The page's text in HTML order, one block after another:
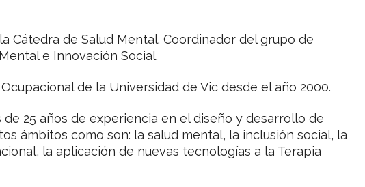
Cátedra de Salud Mental. Coordinador del grupo de
e Innovación Social.
de la Universidad de Vic desde el año 2000.
de 25 años de experiencia en el diseño y desarrollo de
ámbitos como son: la salud mental, la inclusión social, la
la aplicación de nuevas tecnologías a la Terapia